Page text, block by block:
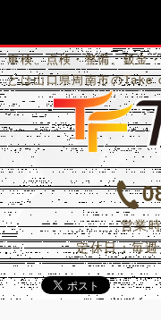
車検、点検・整備、鈑金
とは山口県周南市のTake
営業
定休日：毎